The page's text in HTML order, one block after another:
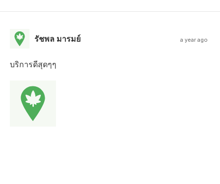
รัชพล มารมย์ a year ago
บริการดีสุดๆๆ